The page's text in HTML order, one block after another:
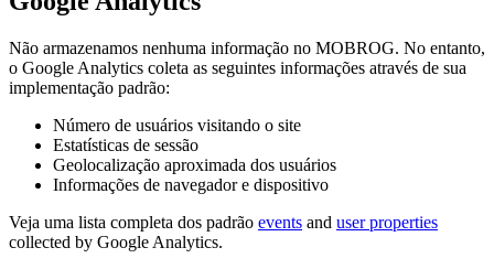
Não armazenamos nenhuma informação no MOBROG. No entanto,
o Google Analytics coleta as seguintes informações através de sua
implementação padrão:
Número de usuários visitando o site
Estatísticas de sessão
Geolocalização aproximada dos usuários
Informações de navegador e dispositivo
Veja uma lista completa dos padrão events and user properties
collected by Google Analytics.